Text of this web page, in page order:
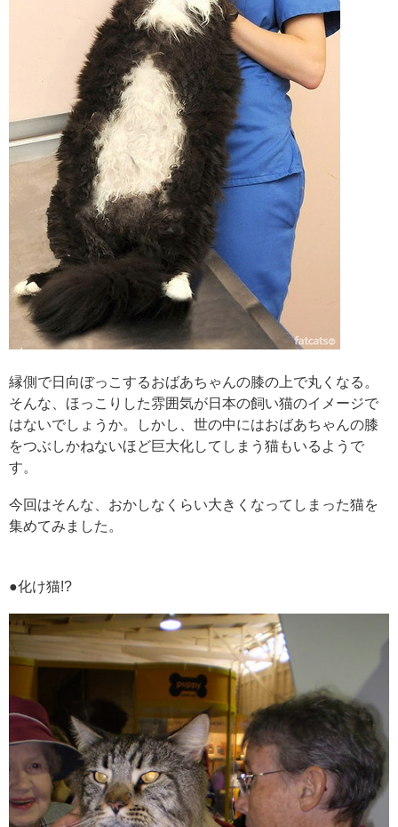
縁側で日向ぼっこするおばあちゃんの膝の上で丸くなる。
そんな、ほっこりした雰囲気が日本の飼い猫のイメージで
はないでしょうか。しかし、世の中にはおばあちゃんの膝
をつぶしかねないほど巨大化してしまう猫もいるようで
す。
今回はそんな、おかしなくらい大きくなってしまった猫を
集めてみました。
●化け猫!?